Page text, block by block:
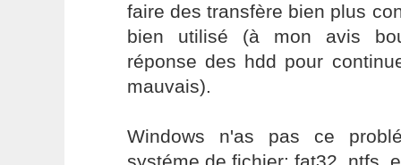
faire des transfère bien plus
bien utilisé (à mon avis
réponse des hdd pour
mauvais).
Windows n'as pas ce